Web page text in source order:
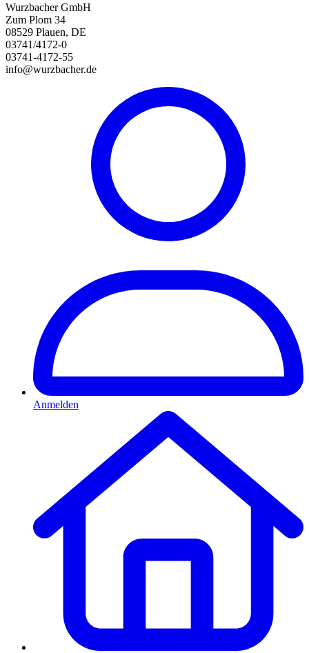
Wurzbacher GmbH
Zum Plom 34
08529 Plauen, DE
03741/4172-0
03741-4172-55
info@wurzbacher.de
Anmelden